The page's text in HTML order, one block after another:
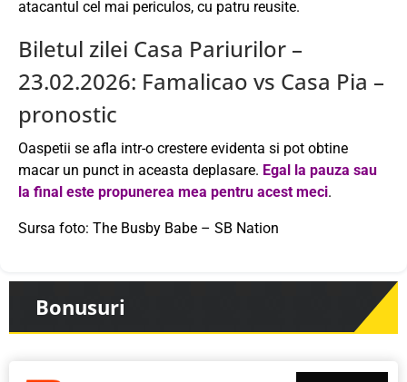
atacantul cel mai periculos, cu patru reusite.
Biletul zilei Casa Pariurilor –
23.02.2026: Famalicao vs Casa Pia –
pronostic
Oaspetii se afla intr-o crestere evidenta si pot obtine
macar un punct in aceasta deplasare. Egal la pauza sau
la final este propunerea mea pentru acest meci.
Sursa foto: The Busby Babe – SB Nation
Bonusuri